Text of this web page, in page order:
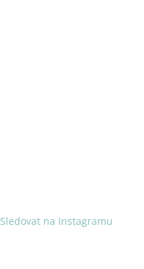
Sledovat na Instagramu